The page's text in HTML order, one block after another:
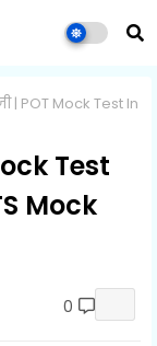
| POT Mock Test In
Test
Mock
0